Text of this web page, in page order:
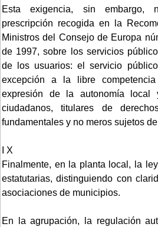
Esta exigencia, sin embargo,
prescripción recogida en la
Ministros del Consejo de Europa
de 1997, sobre los servicios
de los usuarios: el servicio
excepción a la libre
expresión de la autonomía
ciudadanos, titulares de
fundamentales y no meros sujetos
I X
Finalmente, en la planta local, la
estatutarias, distinguiendo con
asociaciones de municipios.
En la agrupación, la regulación